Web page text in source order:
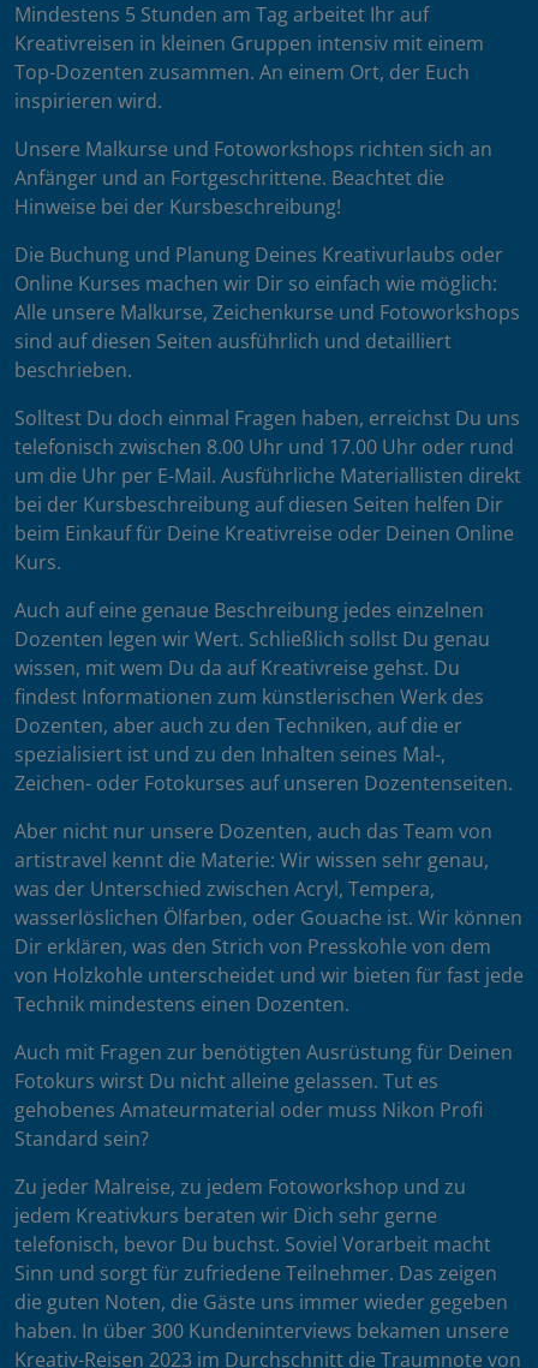
Mindestens 5 Stunden am Tag arbeitet Ihr auf
Kreativreisen in kleinen Gruppen intensiv mit einem
Top-Dozenten zusammen. An einem Ort, der Euch
inspirieren wird.
Unsere Malkurse und Fotoworkshops richten sich an
Anfänger und an Fortgeschrittene. Beachtet die
Hinweise bei der Kursbeschreibung!
Die Buchung und Planung Deines Kreativurlaubs oder
Online Kurses machen wir Dir so einfach wie möglich:
Alle unsere Malkurse, Zeichenkurse und Fotoworkshops
sind auf diesen Seiten ausführlich und detailliert
beschrieben.
Solltest Du doch einmal Fragen haben, erreichst Du uns
telefonisch zwischen 8.00 Uhr und 17.00 Uhr oder rund
um die Uhr per E-Mail. Ausführliche Materiallisten direkt
bei der Kursbeschreibung auf diesen Seiten helfen Dir
beim Einkauf für Deine Kreativreise oder Deinen Online
Kurs.
Auch auf eine genaue Beschreibung jedes einzelnen
Dozenten legen wir Wert. Schließlich sollst Du genau
wissen, mit wem Du da auf Kreativreise gehst. Du
findest Informationen zum künstlerischen Werk des
Dozenten, aber auch zu den Techniken, auf die er
spezialisiert ist und zu den Inhalten seines Mal-,
Zeichen- oder Fotokurses auf unseren Dozentenseiten.
Aber nicht nur unsere Dozenten, auch das Team von
artistravel kennt die Materie: Wir wissen sehr genau,
was der Unterschied zwischen Acryl, Tempera,
wasserlöslichen Ölfarben, oder Gouache ist. Wir können
Dir erklären, was den Strich von Presskohle von dem
von Holzkohle unterscheidet und wir bieten für fast jede
Technik mindestens einen Dozenten.
Auch mit Fragen zur benötigten Ausrüstung für Deinen
Fotokurs wirst Du nicht alleine gelassen. Tut es
gehobenes Amateurmaterial oder muss Nikon Profi
Standard sein?
Zu jeder Malreise, zu jedem Fotoworkshop und zu
jedem Kreativkurs beraten wir Dich sehr gerne
telefonisch, bevor Du buchst. Soviel Vorarbeit macht
Sinn und sorgt für zufriedene Teilnehmer. Das zeigen
die guten Noten, die Gäste uns immer wieder gegeben
haben. In über 300 Kundeninterviews bekamen unsere
Kreativ-Reisen 2023 im Durchschnitt die Traumnote von